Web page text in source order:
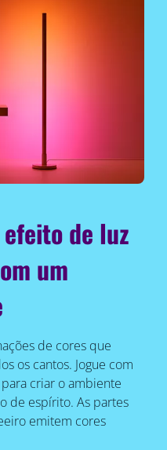
de luz
um
de cores que
os cantos. Jogue com
criar o ambiente
de espírito. As partes
emitem cores